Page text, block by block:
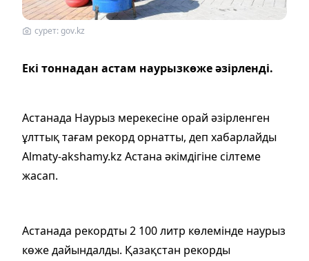
сурет: gov.kz
Екі тоннадан астам наурызкөжеәзірленді.
Астанада Наурыз мерекесіне орай әзірленген
ұлттық тағам рекорд орнатты, деп хабарлайды
Аlmaty-akshamy.kz Астана әкімдігіне сілтеме
жасап.
Астанада рекордты 2 100 литр көлемінде наурыз
көже дайындалды. Қазақстан рекорды